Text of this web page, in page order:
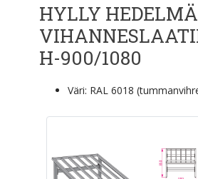
HYLLY
H-900/1080
Väri: RAL 6018